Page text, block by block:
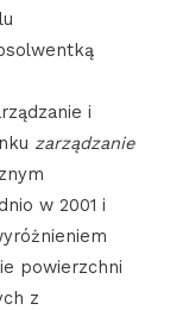
i
zarządzanie
w 2001 i
powierzchni
z